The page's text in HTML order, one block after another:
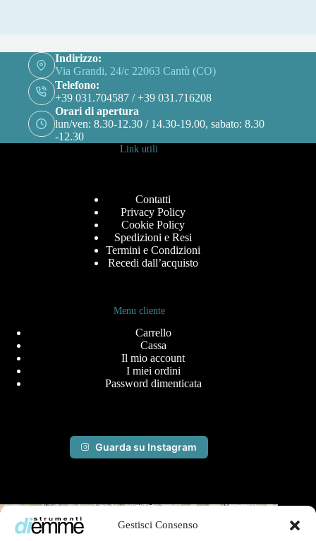
Gestisci Consenso
Indirizzo:
Via Grandi, 24/c 22063 Cantù (CO)
Telefono:
+39 031.704587 / +39 031.716208
Orari di apertura
lun/ven: 8.30-12.30 / 14.30-19.00, sabato: 8.30
-12.30
Link utili
Contatti
Privacy Policy
Cookie Policy
Spedizioni e Resi
Termini e Condizioni
Recedi dall’acquisto
Menu cliente
Carrello
Cassa
Il mio account
I miei ordini
Password dimenticata
Guarda su Instagram
+